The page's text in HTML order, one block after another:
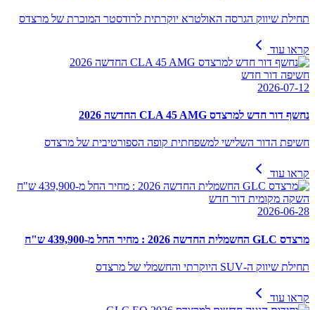
תחילת שיווק הגרסה האולטרא יוקרתית לרודסטר המוכרת של מרצדס
קראו עוד
חשיפה דור חדש
2026-07-12
נחשף דור חדש למרצדס CLA 45 AMG החדשה 2026
חשיפת הדור השלישי למשפחתית קופה הספורטיבית של מרצדס
קראו עוד
השקה מקומית דור חדש
2026-06-28
מרצדס GLC החשמלית החדשה 2026 : מחיר החל מ-439,900 ש"ח
תחילת שיווק ה-SUV היוקרתי והחשמלי של מרצדס
קראו עוד